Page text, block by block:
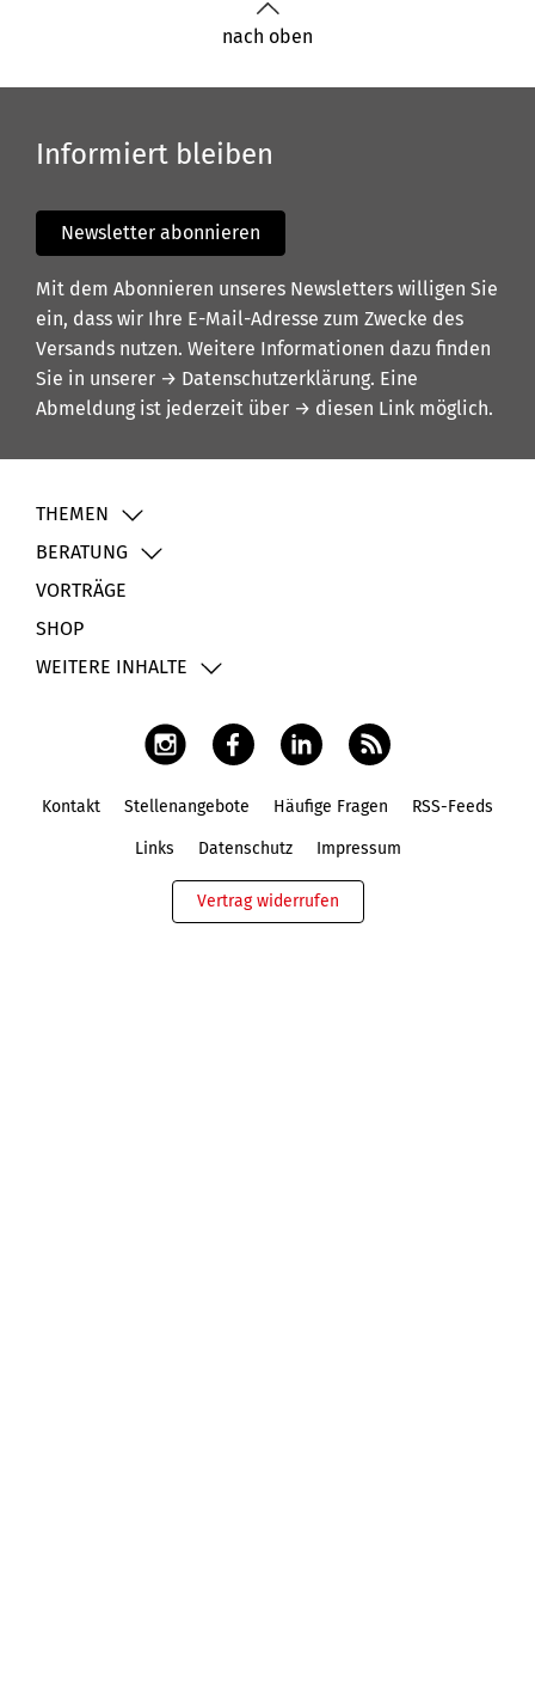
nach oben
Informiert bleiben
Newsletter abonnieren
Mit dem Abonnieren unseres Newsletters willigen Sie
ein, dass wir Ihre E-Mail-Adresse zum Zwecke des
Versands nutzen. Weitere Informationen dazu finden
Sie in unserer → Datenschutzerklärung. Eine
Abmeldung ist jederzeit über → diesen Link möglich.
THEMEN
BERATUNG
VORTRÄGE
SHOP
WEITERE INHALTE
Kontakt Stellenangebote Häufige Fragen RSS-Feeds
Links Datenschutz Impressum
Vertrag widerrufen